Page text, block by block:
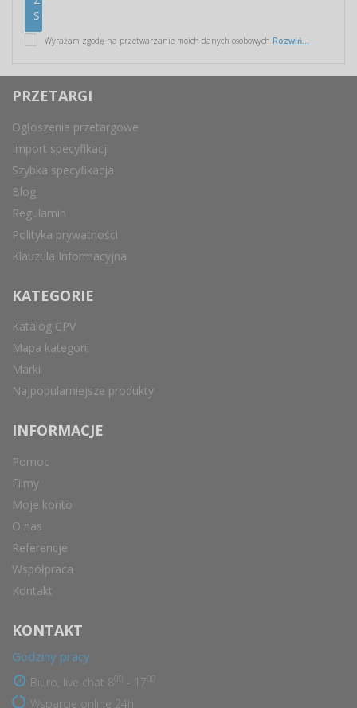
Wyrażam zgodę na przetwarzanie moich danych osobowych Rozwiń...
PRZETARGI
Ogłoszenia przetargowe
Import specyfikacji
Szybka specyfikacja
Blog
Regulamin
Polityka prywatności
Klauzula Informacyjna
KATEGORIE
Katalog CPV
Mapa kategorii
Marki
Najpopularniejsze produkty
INFORMACJE
Pomoc
Filmy
Moje konto
O nas
Referencje
Współpraca
Kontakt
KONTAKT
Godziny pracy
Biuro, live chat 8 - 17
Wsparcie online 24h